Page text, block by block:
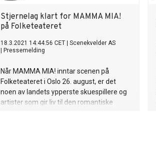
Stjernelag klart for MAMMA MIA!
på Folketeateret
18.3.2021 14:44:56 CET
Scenekvelder AS
Pressemelding
Når MAMMA MIA! inntar scenen på
Folketeateret i Oslo 26. august, er det
noen av landets ypperste skuespillere og
artister som gir liv til den romantiske